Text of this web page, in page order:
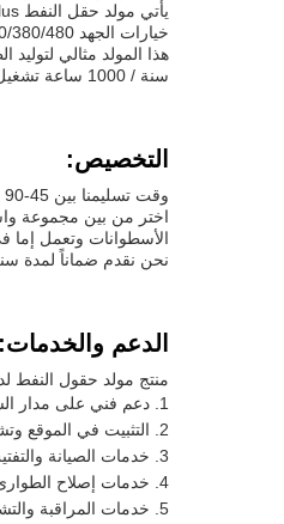
خيارات الجهد 208/220/380/480 فولت، ونظام التبريد يتم تبريده بالماء. طريقة البدء الكهربائية، مما يضمن البدء بسهولة وموثوقية.
هذا المولد مثالي
سنة / 1000 ساعة تشغيل، مما يضمن راحة البال وحماية استثماراتك.
التخصيص:
وقت تسليمنا بين 45-90 يوما ونحن نقبل الدفع عن طريق L / C أو T / T. قدرتنا على التوريد تصل إلى 30 مجموعة في الشهر.
اختر من بين مجموعة
الأسطوانات وتعمل إما في 50 هرتز أو 60
نحن نقدم ضماناً لمدة سنة أو 1000 ساعة تشغيل على مولداتنا. اتصل بنا اليوم لتخصيص مولدك لتتناسب مع
الدعم والخدمات:
منتج مولد حقول النفط
دعم فني على مدار
التثبيت في الموقع
خدمات الصيانة
خدمات إصلاح
خدمات المراقبة